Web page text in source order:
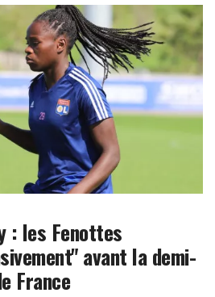
: les Fenottes
avant la demi-
France